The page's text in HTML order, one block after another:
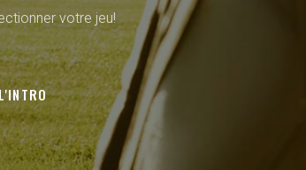
votre jeu!